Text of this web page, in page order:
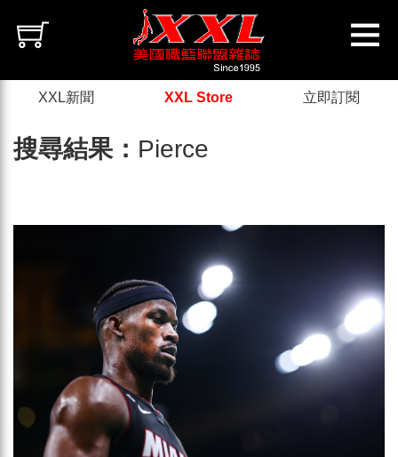
XXL新聞 XXL Store 立即訂閱
搜尋結果： Pierce